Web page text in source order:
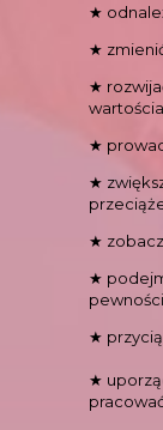
★
★
★
★
★
★
★
★
★